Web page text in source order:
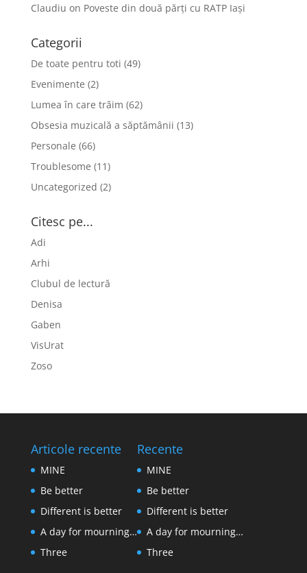
Claudiu on Poveste din două părți cu RATP Iași
Categorii
De toate pentru toti (49)
Evenimente (2)
Lumea în care trăim (62)
Obsesia muzicală a săptămânii (13)
Personale (66)
Troublesome (11)
Uncategorized (2)
Citesc pe...
Adi
Arhi
Clubul de lectură
Denisa
Gaben
VisUrat
Zoso
Articole recente
MINE
Be better
Different is better
A day for mourning…
Three
Recente
MINE
Be better
Different is better
A day for mourning…
Three